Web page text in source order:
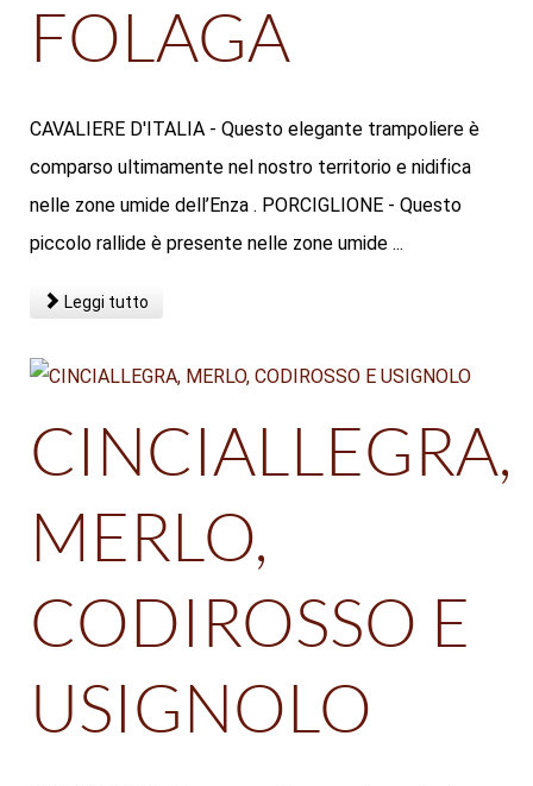
FOLAGA
CAVALIERE D'ITALIA - Questo elegante trampoliere è
comparso ultimamente nel nostro territorio e nidifica
nelle zone umide dell’Enza . PORCIGLIONE - Questo
piccolo rallide è presente nelle zone umide ...
Leggi tutto
CINCIALLEGRA,
MERLO,
CODIROSSO E
USIGNOLO